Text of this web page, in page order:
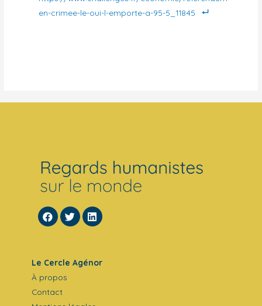
en-crimee-le-oui-l-emporte-a-95-5_11845
Le Cercle Agénor
À propos
Contact